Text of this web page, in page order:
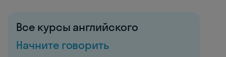
Все курсы английского
Начните говорить